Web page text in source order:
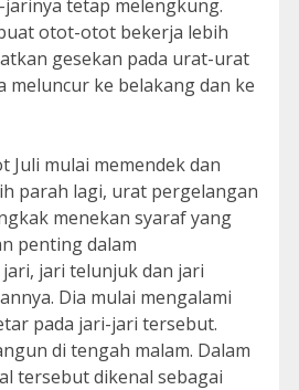
tetap melengkung.
otot-otot bekerja lebih
gesekan pada urat-urat
meluncur ke belakang dan ke
mulai memendek dan
parah lagi, urat pergelangan
menekan syaraf yang
penting dalam
jari telunjuk dan jari
Dia mulai mengalami
pada jari-jari tersebut.
di tengah malam. Dalam
tersebut dikenal sebagai